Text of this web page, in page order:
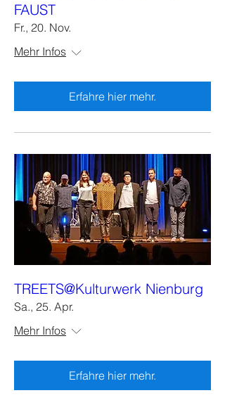
FAUST
Fr., 20. Nov.
Mehr Infos
Erfahre hier mehr.
TREETS@Kulturwerk Nienburg
Sa., 25. Apr.
Mehr Infos
Erfahre hier mehr.